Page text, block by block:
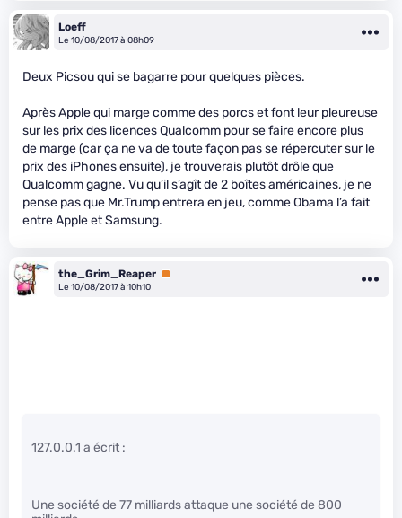
Loeff
Le 10/08/2017 à 08h09
Deux Picsou qui se bagarre pour quelques pièces.
Après Apple qui marge comme des porcs et font leur pleureuse
sur les prix des licences Qualcomm pour se faire encore plus
de marge (car ça ne va de toute façon pas se répercuter sur le
prix des iPhones ensuite), je trouverais plutôt drôle que
Qualcomm gagne. Vu qu’il s’agît de 2 boîtes américaines, je ne
pense pas que Mr.Trump entrera en jeu, comme Obama l’a fait
entre Apple et Samsung.
the_Grim_Reaper Premium
Le 10/08/2017 à 10h10
127.0.0.1 a écrit :
Une société de 77 milliards attaque une société de 800